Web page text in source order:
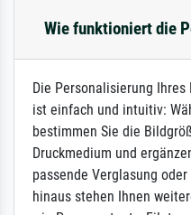
Wie funktioniert die
Die Personalisierung
ist einfach und intuitiv:
bestimmen Sie die
Druckmedium und
passende Verglasung
hinaus stehen Ihnen